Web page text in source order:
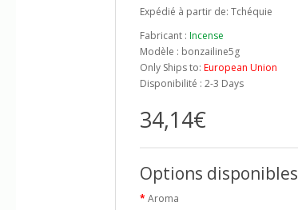
Expédié à partir de: Tchéquie
Fabricant : Incense
Modèle : bonzailine5g
Only Ships to: European Union
Disponibilité : 2-3 Days
34,14€
Options disponibles
Aroma